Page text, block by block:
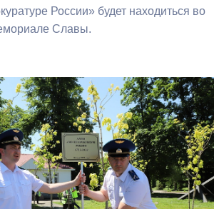
России» будет находиться во
Славы.